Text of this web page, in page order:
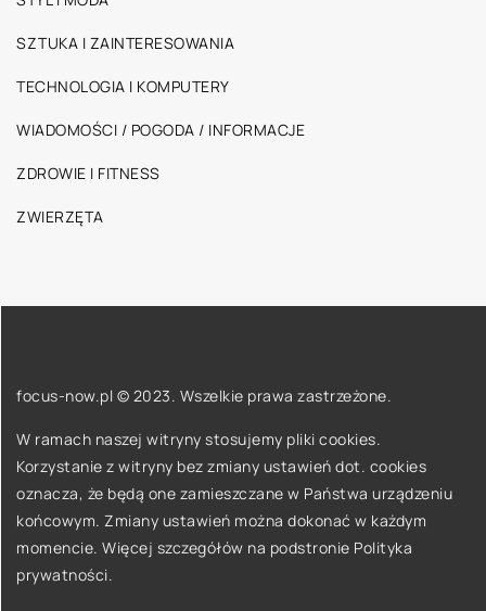
SZTUKA I ZAINTERESOWANIA
TECHNOLOGIA I KOMPUTERY
WIADOMOŚCI / POGODA / INFORMACJE
ZDROWIE I FITNESS
ZWIERZĘTA
focus-now.pl © 2023. Wszelkie prawa zastrzeżone.
W ramach naszej witryny stosujemy pliki cookies.
Korzystanie z witryny bez zmiany ustawień dot. cookies
oznacza, że będą one zamieszczane w Państwa urządzeniu
końcowym. Zmiany ustawień można dokonać w każdym
momencie. Więcej szczegółów na podstronie Polityka
prywatności.